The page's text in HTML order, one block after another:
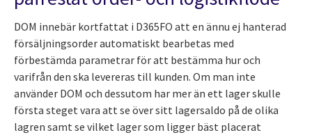
DOM innebär kortfattat i D365FO att en ännu ej hanterad
försäljningsorder automatiskt bearbetas med
förbestämda parametrar för att bestämma hur och
varifrån den ska levereras till kunden. Om man inte
använder DOM och dessutom har mer än ett lager skulle
första steget vara att se över sitt lagersaldo på de olika
lagren samt se vilket lager som ligger bäst placerat